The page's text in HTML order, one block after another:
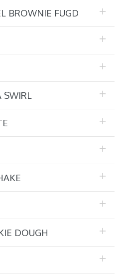
BROWNIE FUGD
SWIRL
DOUGH